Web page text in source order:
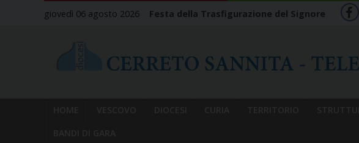
giovedì 06 agosto 2026 Festa della Trasfigurazione del Signore